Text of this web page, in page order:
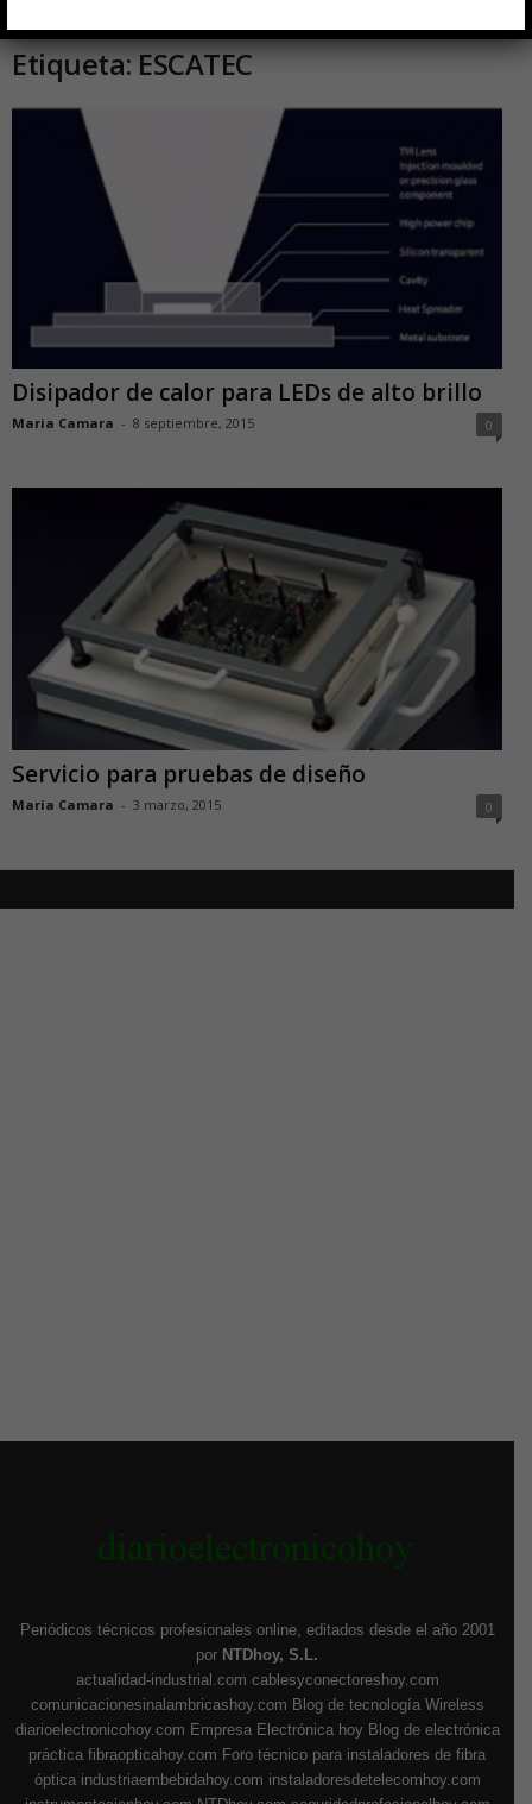
Etiqueta: ESCATEC
Disipador de calor para LEDs de alto brillo
Maria Camara - 8 septiembre, 2015 0
Servicio para pruebas de diseño
Maria Camara - 3 marzo, 2015 0
Periódicos técnicos profesionales online, editados desde el año 2001
por NTDhoy, S.L.
actualidad-industrial.com cablesyconectoreshoy.com
comunicacionesinalambricashoy.com Blog de tecnología Wireless
diarioelectronicohoy.com Empresa Electrónica hoy Blog de electrónica
práctica fibraopticahoy.com Foro técnico para instaladores de fibra
óptica industriaembebidahoy.com instaladoresdetelecomhoy.com